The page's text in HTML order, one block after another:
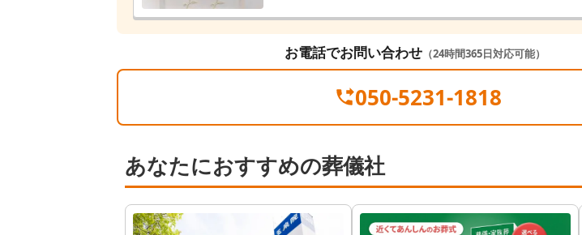
お電話でお問い合わせ （24時間365日対応可能）
050-5231-1818
あなたにおすすめの葬儀社